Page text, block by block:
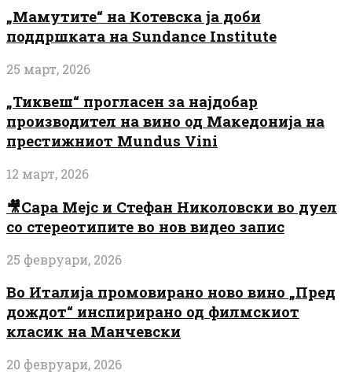
„Мамутите“ на Котевска ја доби
поддршката на Sundance Institute
25 март, 2026
„Тиквеш“ прогласен за најдобар
производител на вино од Македонија на
престижниот Mundus Vini
12 март, 2026
🎥Сара Мејс и Стефан Николовски во дуел
со стереотипите во нов видео запис
25 февруари, 2026
Во Италија промовирано ново вино „Пред
дождот“ инспирирано од филмскиот
класик на Манчевски
20 февруари, 2026